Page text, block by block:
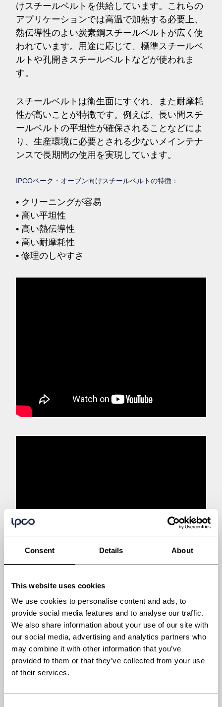
Consent Details About
This website uses cookies
We use cookies to personalise content and ads, to
provide social media features and to analyse our traffic.
We also share information about your use of our site with
our social media, advertising and analytics partners who
may combine it with other information that you’ve
provided to them or that they’ve collected from your use
of their services.
けスチールベルトを供給しています。これらの
アプリケーションでは高温で加熱する必要上、
熱伝導性のよい炭素鋼スチールベルトが広く使
われています。用途に応じて、標準スチールベ
ルトや孔開きスチールベルトなどが使われま
す。
スチールベルトは衛生面にすぐれ、また耐摩耗
性が高いことが特徴です。例えば、長い間スチ
ールベルトの平坦性が確保されることなどによ
り、生産環境に必要とされる少ないメインテナ
ンスで長期間の使用を実現しています。
IPCOベーク・オーブン向けスチールベルトの特徴：
• クリーニングが容易
• 高い平坦性
• 高い熱伝導性
• 高い耐摩耗性
• 修理のしやすさ
MORE
アプリケーション
パン・クッキー